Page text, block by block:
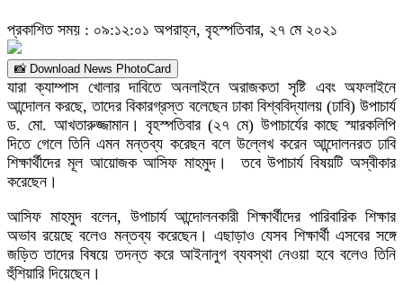
প্রকাশিত সময় : ০৯:১২:০১ অপরাহ্ন, বৃহস্পতিবার, ২৭ মে ২০২১
📸 Download News PhotoCard
যারা ক্যাম্পাস খোলার দাবিতে অনলাইনে অরাজকতা সৃষ্টি এবং অফলাইনে
আন্দোলন করছে, তাদের বিকারগ্রস্ত বলেছেন ঢাকা বিশ্ববিদ্যালয় (ঢাবি) উপাচার্য
ড. মো. আখতারুজ্জামান। বৃহস্পতিবার (২৭ মে) উপাচার্যের কাছে স্মারকলিপি
দিতে গেলে তিনি এমন মন্তব্য করেছন বলে উল্লেখ করেন আন্দোলনরত ঢাবি
শিক্ষার্থীদের মূল আয়োজক আসিফ মাহমুদ। তবে উপাচার্য বিষয়টি অস্বীকার
করেছেন।
আসিফ মাহমুদ বলেন, উপাচার্য আন্দোলনকারী শিক্ষার্থীদের পারিবারিক শিক্ষার
অভাব রয়েছে বলেও মন্তব্য করেছেন। এছাড়াও যেসব শিক্ষার্থী এসবের সঙ্গে
জড়িত তাদের বিষয়ে তদন্ত করে আইনানুগ ব্যবস্থা নেওয়া হবে বলেও তিনি
হুঁশিয়ারি দিয়েছেন।